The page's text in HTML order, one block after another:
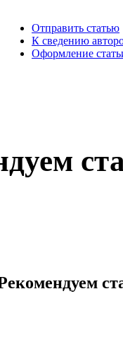
Отправить статью
К сведению
Оформление